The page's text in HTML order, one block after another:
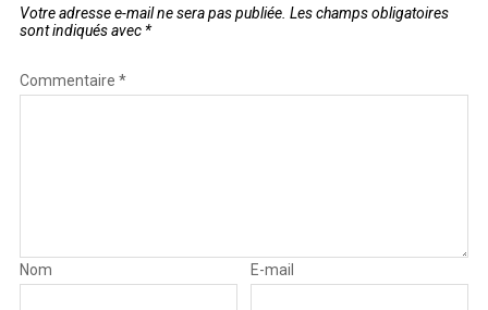
Votre adresse e-mail ne sera pas publiée. Les champs obligatoires
sont indiqués avec *
Commentaire *
Nom E-mail